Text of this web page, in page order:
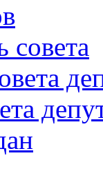
совета